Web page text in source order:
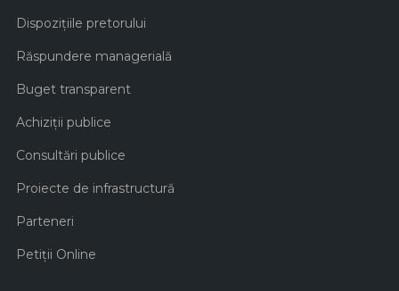
Dispozițiile pretorului
Răspundere managerială
Buget transparent
Achiziţii publice
Consultări publice
Proiecte de infrastructură
Parteneri
Petiții Online